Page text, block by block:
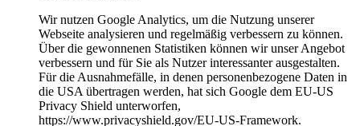
Wir nutzen Google Analytics, um die Nutzung unserer
Webseite analysieren und regelmäßig verbessern zu können.
Über die gewonnenen Statistiken können wir unser Angebot
verbessern und für Sie als Nutzer interessanter ausgestalten.
Für die Ausnahmefälle, in denen personenbezogene Daten in
die USA übertragen werden, hat sich Google dem EU-US
Privacy Shield unterworfen,
https://www.privacyshield.gov/EU-US-Framework.